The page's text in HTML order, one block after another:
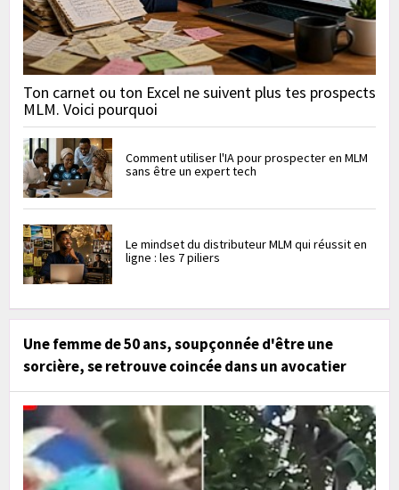
Ton carnet ou ton Excel ne suivent plus tes prospects
MLM. Voici pourquoi
Comment utiliser l'IA pour prospecter en MLM
sans être un expert tech
Le mindset du distributeur MLM qui réussit en
ligne : les 7 piliers
Une femme de 50 ans, soupçonnée d'être une
sorcière, se retrouve coincée dans un avocatier